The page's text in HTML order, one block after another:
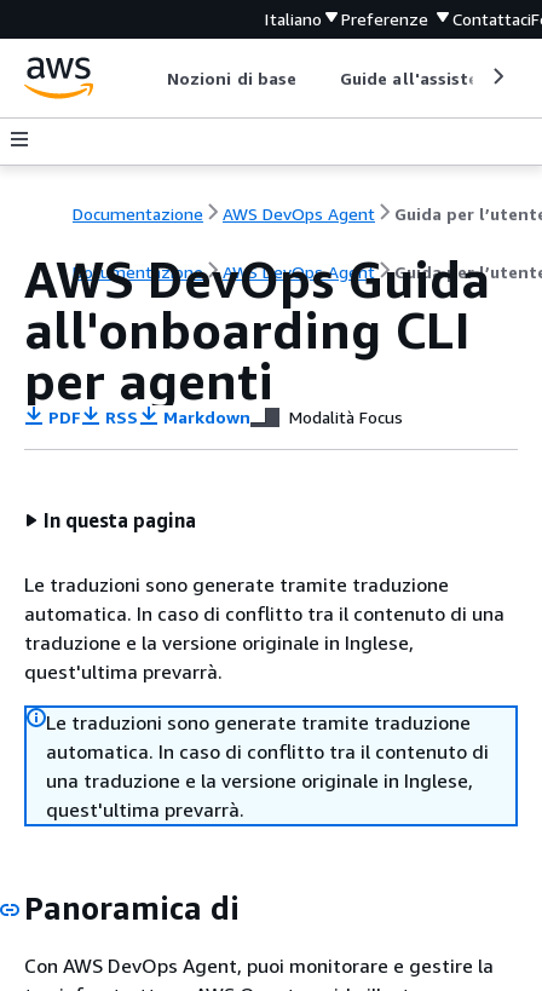
Italiano Preferenze Contattaci
Nozioni di base Guide all'assistenza
Documentazione AWS DevOps Agent Guida per
Documentazione AWS DevOps Agent Guida per
AWS DevOps Guida
all'onboarding CLI
per agenti
PDF RSS Markdown Modalità Focus
In questa pagina
Le traduzioni sono generate tramite traduzione
automatica. In caso di conflitto tra il contenuto di una
traduzione e la versione originale in Inglese,
quest'ultima prevarrà.
Le traduzioni sono generate tramite traduzione
automatica. In caso di conflitto tra il contenuto di
una traduzione e la versione originale in Inglese,
quest'ultima prevarrà.
Panoramica di
Con AWS DevOps Agent, puoi monitorare e gestire la